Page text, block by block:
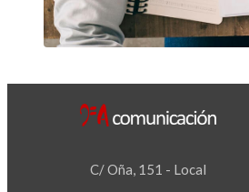
C/ Oña, 151 - Local